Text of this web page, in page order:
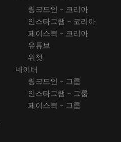
링크드인 – 코리아
인스타그램 – 코리아
페이스북 – 코리아
유튜브
위쳇
네이버
링크드인 – 그룹
인스타그램 – 그룹
페이스북 – 그룹